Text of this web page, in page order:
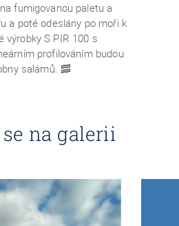
fumigovanou paletu a
a poté odeslány po moři k
výrobky S PIR 100 s
profilováním budou
salámů. 🥓
na galerii